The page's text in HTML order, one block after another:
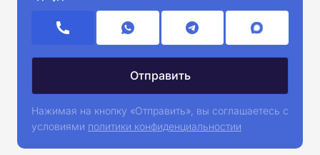
Нажимая на кнопку «Отправить», вы соглашаетесь с
условиями политики конфиденциальностии